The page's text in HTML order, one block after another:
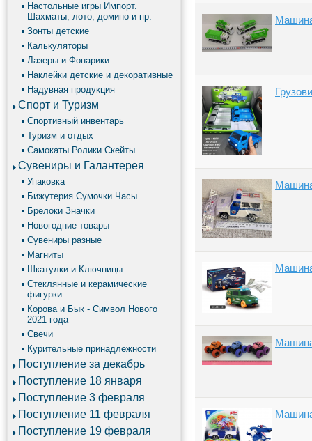
Настольные игры Импорт.
Шахматы, лото, домино и пр.
Зонты детские
Калькуляторы
Лазеры и Фонарики
Наклейки детские и декоративные
Надувная продукция
Спорт и Туризм
Спортивный инвентарь
Туризм и отдых
Самокаты Ролики Скейты
Сувениры и Галантерея
Упаковка
Бижутерия Сумочки Часы
Брелоки Значки
Новогодние товары
Сувениры разные
Магниты
Шкатулки и Ключницы
Стеклянные и керамические
фигурки
Корова и Бык - Символ Нового
2021 года
Свечи
Курительные принадлежности
Поступление за декабрь
Поступление 18 января
Поступление 3 февраля
Поступление 11 февраля
Поступление 19 февраля